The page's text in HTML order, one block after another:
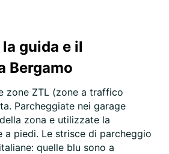
guida e il
Bergamo
zone ZTL (zone a traffico
Parcheggiate nei garage
zona e utilizzate la
a piedi. Le strisce di parcheggio
quelle blu sono a